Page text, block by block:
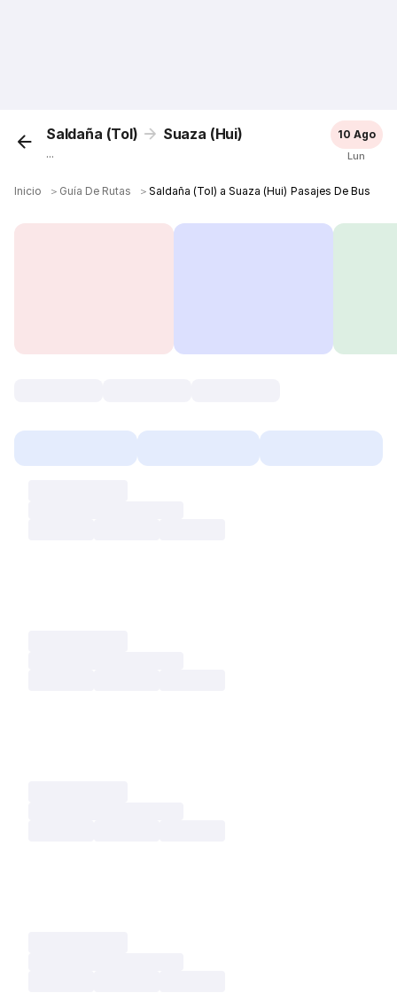
Saldaña (Tol) Suaza (Hui)
...
10 Ago
Lun
Inicio ＞ Guía De Rutas ＞ Saldaña (Tol) a Suaza (Hui) Pasajes De Bus